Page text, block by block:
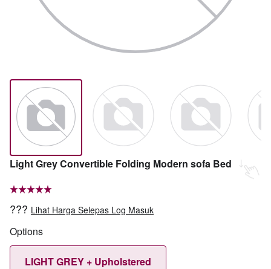
Light Grey Convertible Folding Modern sofa Bed
??? Lihat Harga Selepas Log Masuk
Options
LIGHT GREY + Upholstered